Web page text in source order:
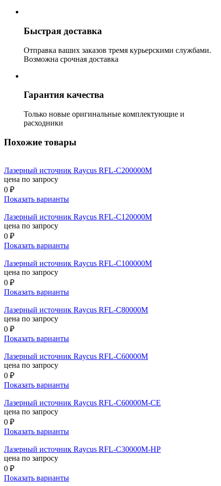
Быстрая доставка
Отправка ваших заказов тремя курьерскими службами.
Возможна срочная доставка
Гарантия качества
Только новые оригинальные комплектующие и
расходники
Похожие товары
Лазерный источник Raycus RFL-C200000M
цена по запросу
0 ₽
Показать варианты
Лазерный источник Raycus RFL-C120000M
цена по запросу
0 ₽
Показать варианты
Лазерный источник Raycus RFL-C100000M
цена по запросу
0 ₽
Показать варианты
Лазерный источник Raycus RFL-C80000M
цена по запросу
0 ₽
Показать варианты
Лазерный источник Raycus RFL-C60000M
цена по запросу
0 ₽
Показать варианты
Лазерный источник Raycus RFL-C60000M-CE
цена по запросу
0 ₽
Показать варианты
Лазерный источник Raycus RFL-C30000M-HP
цена по запросу
0 ₽
Показать варианты